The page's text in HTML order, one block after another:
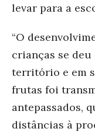
levar para a
“O
crianças se
território e em
frutas foi
antepassados,
distâncias à